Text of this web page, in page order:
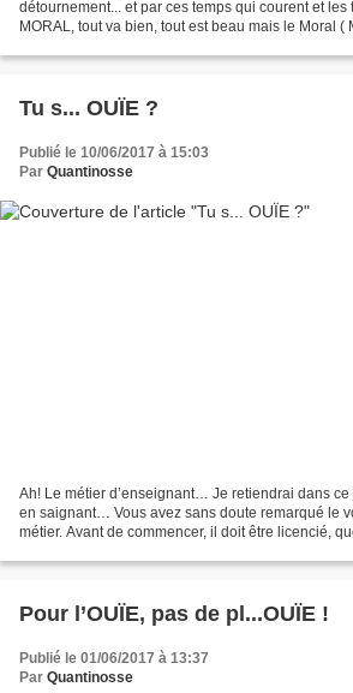
détournement... et par ces temps qui courent et les
MORAL, tout va bien, tout est beau mais le Moral (
Tu s... OUÏE ?
Publié le 10/06/2017 à 15:03
Par Quantinosse
Ah! Le métier d’enseignant… Je retiendrai dans
en saignant… Vous avez sans doute remarqué le
métier. Avant de commencer, il doit être licencié,
Pour l’OUÏE, pas de pl...OUÏE !
Publié le 01/06/2017 à 13:37
Par Quantinosse